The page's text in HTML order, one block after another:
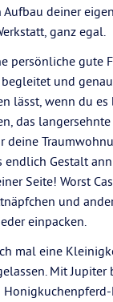
deiner
ganz egal.
persönliche gute
und
lässt, wenn du es
das
deine
endlich Gestalt
Seite! Worst
und
einpacken.
mal eine
Mit